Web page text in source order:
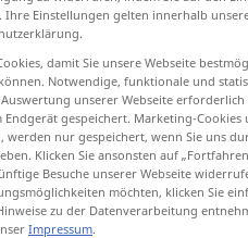
Ihre Einstellungen gelten innerhalb
damit Sie unsere Webseite
Notwendige, funktionale und
unserer Webseite
gespeichert. Marketing-
werden nur gespeichert, wenn Sie uns
Klicken Sie ansonsten auf
Besuche unserer Webseite
möchten, klicken Sie
zu der Datenverarbeitung
Impressum.